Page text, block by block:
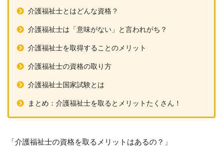
介護福祉士とはどんな資格？
介護福祉士は「意味がない」と言われがち？
介護福祉士を取得することのメリット
介護福祉士の資格の取り方
介護福祉士国家試験とは
まとめ：介護福祉士を取るとメリットたくさん！
「介護福祉士の資格を取るメリットはあるの？」